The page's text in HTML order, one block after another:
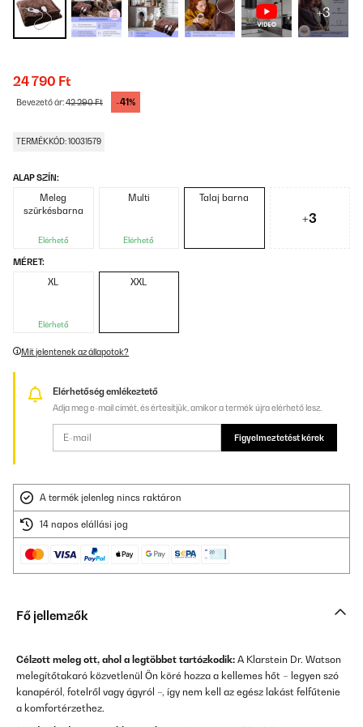
+3
24 790 Ft
Bevezető ár:42 290 Ft -41%
TERMÉKKÓD: 10031579
ALAP SZÍN:
Meleg
szürkésbarna
Elérhető
Multi
Elérhető
Talaj barna
+3
MÉRET:
XL
Elérhető
XXL
Mit jelentenek az állapotok?
Elérhetőség emlékeztető
Adja meg e-mail címét, és értesítjük, amikor a termék újra elérhető lesz.
Figyelmeztetést kérek
A termék jelenleg nincs raktáron
14 napos elállási jog
Fő jellemzők
Célzott meleg ott, ahol a legtöbbet tartózkodik: A Klarstein Dr. Watson
melegítőtakaró közvetlenül Ön köré hozza a kellemes hőt – legyen szó
kanapéról, fotelről vagy ágyról –, így nem kell az egész lakást felfűtenie
a komfortérzethez.